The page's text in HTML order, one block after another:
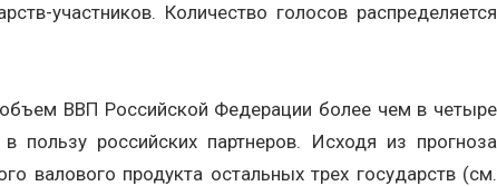
участников. Количество голосов распределяется
ВВП Российской Федерации более чем в четыре
российских партнеров. Исходя из прогноза
продукта остальных трех государств (см.